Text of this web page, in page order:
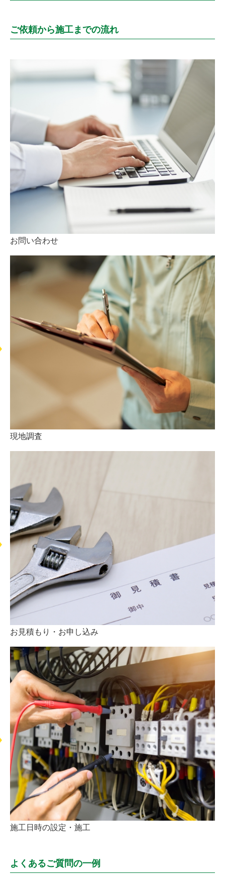
ご依頼から施工までの流れ
お問い合わせ
現地調査
お見積もり・お申し込み
施工日時の設定・施工
よくあるご質問の一例